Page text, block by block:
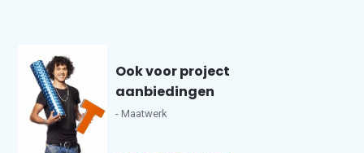
Ook voor project
aanbiedingen
- Maatwerk